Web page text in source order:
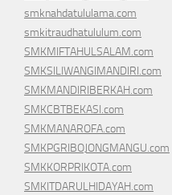
smknahdatululama.com
smkitraudhatululum.com
SMKMIFTAHULSALAM.com
SMKSILIWANGIMANDIRI.com
SMKMANDIRIBERKAH.com
SMKCBTBEKASI.com
SMKMANAROFA.com
SMKPGRIBOJONGMANGU.com
SMKKORPRIKOTA.com
SMKITDARULHIDAYAH.com